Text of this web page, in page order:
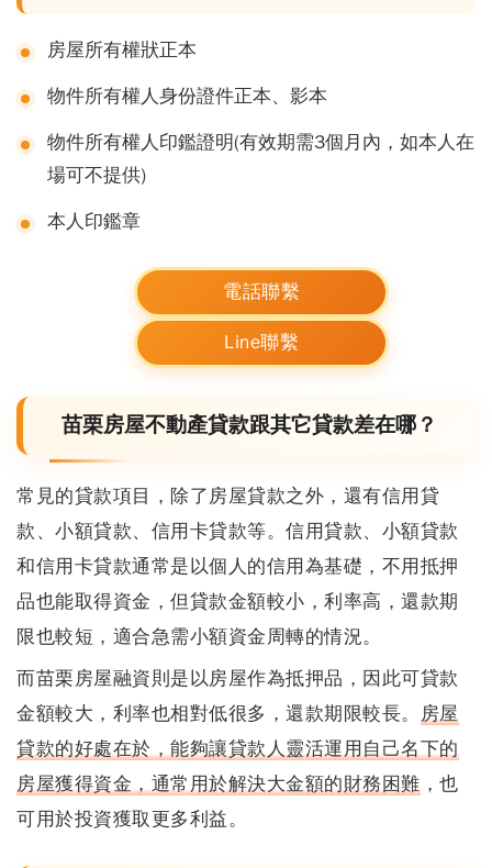
房屋所有權狀正本
物件所有權人身份證件正本、影本
物件所有權人印鑑證明(有效期需3個月內，如本人在
場可不提供)
本人印鑑章
電話聯繫
Line聯繫
苗栗房屋不動產貸款跟其它貸款差在哪？
常見的貸款項目，除了房屋貸款之外，還有信用貸
款、小額貸款、信用卡貸款等。信用貸款、小額貸款
和信用卡貸款通常是以個人的信用為基礎，不用抵押
品也能取得資金，但貸款金額較小，利率高，還款期
限也較短，適合急需小額資金周轉的情況。
而苗栗房屋融資則是以房屋作為抵押品，因此可貸款
金額較大，利率也相對低很多，還款期限較長。 房屋
貸款的好處在於，能夠讓貸款人靈活運用自己名下的
房屋獲得資金，通常用於解決大金額的財務困難 ，也
可用於投資獲取更多利益。